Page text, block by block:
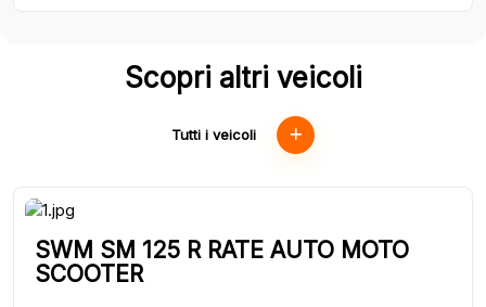
Scopri altri veicoli
Tutti i veicoli
SWM SM 125 R RATE AUTO MOTO
SCOOTER